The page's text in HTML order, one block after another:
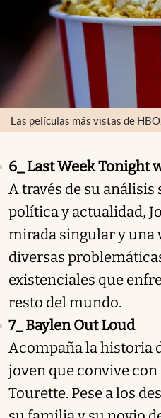
Las películas más vistas de HBO.
6_ Last Week Tonight
A través de su
política y actualidad,
mirada singular y una
diversas
existenciales que
resto del mundo.
7_ Baylen Out Loud
Acompaña la historia
joven que convive
Tourette. Pese a los